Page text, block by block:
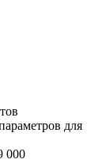
для
000